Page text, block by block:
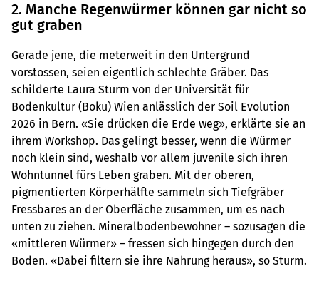
2. Manche Regenwürmer können gar nicht so
gut graben
Gerade jene, die meterweit in den Untergrund
vorstossen, seien eigentlich schlechte Gräber. Das
schilderte Laura Sturm von der Universität für
Bodenkultur (Boku) Wien anlässlich der Soil Evolution
2026 in Bern. «Sie drücken die Erde weg», erklärte sie an
ihrem Workshop. Das gelingt besser, wenn die Würmer
noch klein sind, weshalb vor allem juvenile sich ihren
Wohntunnel fürs Leben graben. Mit der oberen,
pigmentierten Körperhälfte sammeln sich Tiefgräber
Fressbares an der Oberfläche zusammen, um es nach
unten zu ziehen. Mineralbodenbewohner – sozusagen die
«mittleren Würmer» – fressen sich hingegen durch den
Boden. «Dabei filtern sie ihre Nahrung heraus», so Sturm.